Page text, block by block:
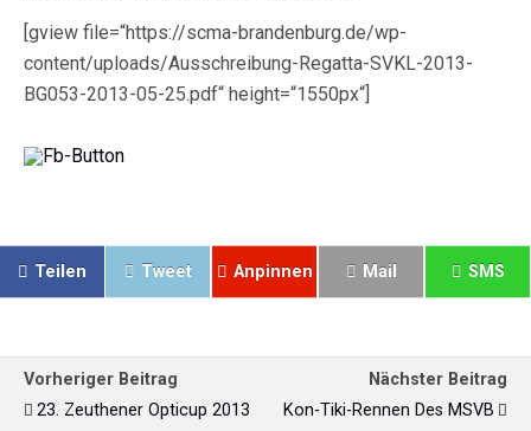
[gview file=“https://scma-brandenburg.de/wp-
content/uploads/Ausschreibung-Regatta-SVKL-2013-
BG053-2013-05-25.pdf“ height=“1550px“]
Teilen Tweet Anpinnen Mail SMS
Vorheriger Beitrag
23. Zeuthener Opticup 2013
Nächster Beitrag
Kon-Tiki-Rennen Des MSVB